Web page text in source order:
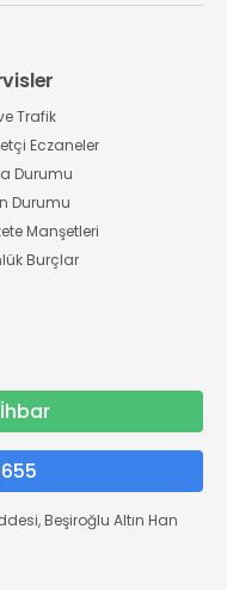
Trafik
Eczaneler
Durumu
Durumu
Manşetleri
Burçlar
Beşiroğlu Altın Han